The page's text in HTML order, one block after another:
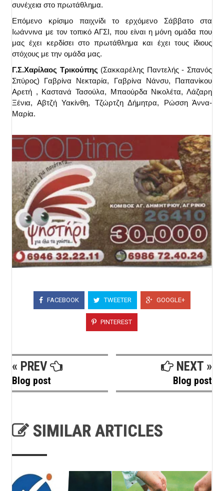
συνέχεια στο πρωτάθλημα.
Επόμενο κρίσιμο παιχνίδι το ερχόμενο Σάββατο στα
Ιωάννινα με τον τοπικό ΑΓΣΙ, που είναι η μόνη ομάδα που
μας έχει κερδίσει στο πρωτάθλημα και έχει τους ίδιους
στόχους με την ομάδα μας.
Γ.Σ.Χαρίλαος Τρικούπης (Σακκαρέλης Παντελής - Σπανός
Σπύρος) Γαβρίνα Νεκταρία, Γαβρίνα Νάνσυ, Παπανίκου
Αρετή , Καστανά Τασούλα, Μπαούρδα Νικολέτα, Λάζαρη
Ξένια, Αβτζή Υακίνθη, Τζώρτζη Δήμητρα, Ρώσση Άννα-
Μαρία.
FACEBOOK TWEETER GOOGLE+
PINTEREST
« PREV
Blog post
NEXT »
Blog post
SIMILAR ARTICLES